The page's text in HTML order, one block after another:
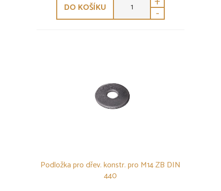
DO KOŠÍKU
-
Podložka pro dřev. konstr. pro M14 ZB DIN
440